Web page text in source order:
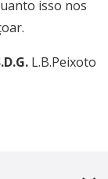
isso nos
L.B.Peixoto